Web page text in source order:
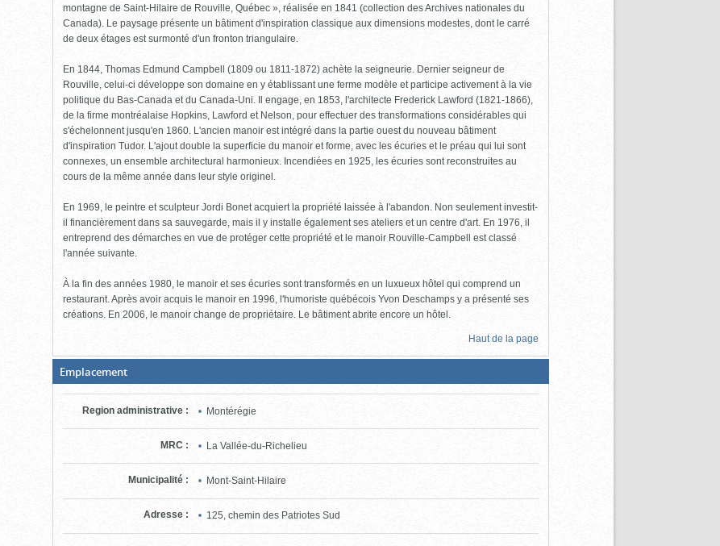
montagne de Saint-Hilaire de Rouville, Québec », réalisée en 1841 (collection des Archives nationales du
Canada). Le paysage présente un bâtiment d'inspiration classique aux dimensions modestes, dont le carré
de deux étages est surmonté d'un fronton triangulaire.
En 1844, Thomas Edmund Campbell (1809 ou 1811-1872) achète la seigneurie. Dernier seigneur de
Rouville, celui-ci développe son domaine en y établissant une ferme modèle et participe activement à la vie
politique du Bas-Canada et du Canada-Uni. Il engage, en 1853, l'architecte Frederick Lawford (1821-1866),
de la firme montréalaise Hopkins, Lawford et Nelson, pour effectuer des transformations considérables qui
s'échelonnent jusqu'en 1860. L'ancien manoir est intégré dans la partie ouest du nouveau bâtiment
d'inspiration Tudor. L'ajout double la superficie du manoir et forme, avec les écuries et le préau qui lui sont
connexes, un ensemble architectural harmonieux. Incendiées en 1925, les écuries sont reconstruites au
cours de la même année dans leur style originel.
En 1969, le peintre et sculpteur Jordi Bonet acquiert la propriété laissée à l'abandon. Non seulement investit-
il financièrement dans sa sauvegarde, mais il y installe également ses ateliers et un centre d'art. En 1976, il
entreprend des démarches en vue de protéger cette propriété et le manoir Rouville-Campbell est classé
l'année suivante.
À la fin des années 1980, le manoir et ses écuries sont transformés en un luxueux hôtel qui comprend un
restaurant. Après avoir acquis le manoir en 1996, l'humoriste québécois Yvon Deschamps y a présenté ses
créations. En 2006, le manoir change de propriétaire. Le bâtiment abrite encore un hôtel.
Haut de la page
Emplacement(Boite
fermée,
cliquer
pour
ouvrir)
Region administrative : Montérégie
MRC : La Vallée-du-Richelieu
Municipalité : Mont-Saint-Hilaire
Adresse : 125, chemin des Patriotes Sud